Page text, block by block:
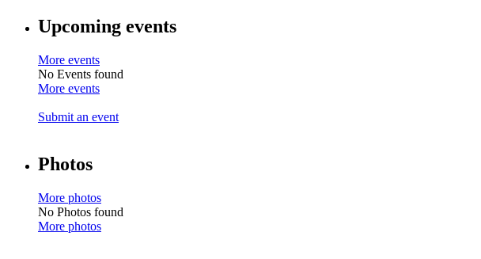
Upcoming events
More events
No Events found
More events
Submit an event
Photos
More photos
No Photos found
More photos